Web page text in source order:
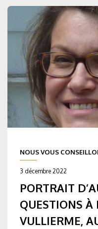
NOUS VOUS
3 décembre 2022
PORTRAIT
QUESTIONS À
VULLIERME,